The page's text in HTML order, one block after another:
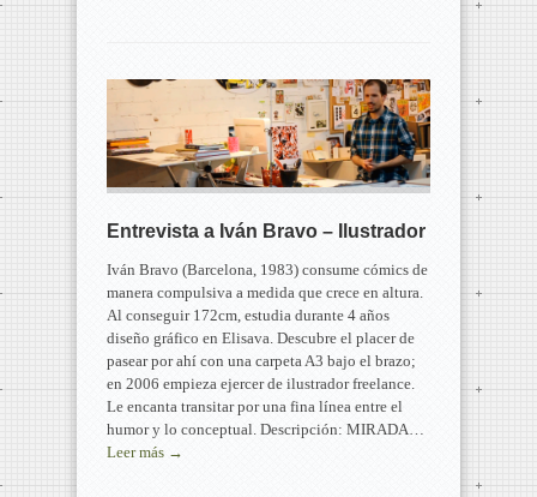
Entrevista a Iván Bravo – Ilustrador
Iván Bravo (Barcelona, 1983) consume cómics de
manera compulsiva a medida que crece en altura.
Al conseguir 172cm, estudia durante 4 años
diseño gráfico en Elisava. Descubre el placer de
pasear por ahí con una carpeta A3 bajo el brazo;
en 2006 empieza ejercer de ilustrador freelance.
Le encanta transitar por una fina línea entre el
humor y lo conceptual. Descripción: MIRADA…
Leer más →